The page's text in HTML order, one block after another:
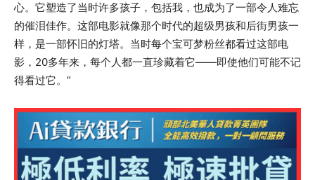
心。它塑造了当时许多孩子，包括我，也成为了一部令人难忘
的催泪佳作。这部电影就像那个时代的超级男孩和后街男孩一
样，是一部怀旧的灯塔。当时每个宝可梦粉丝都看过这部电
影，20多年来，每个人都一直珍藏着它——即使他们可能不记
得看过它。”